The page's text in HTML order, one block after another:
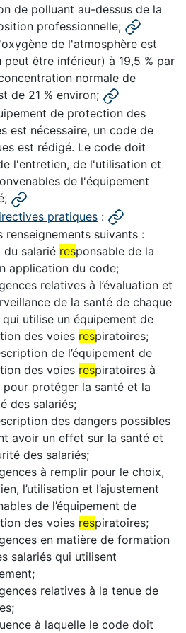
de polluant au-dessus de la
professionnelle;
de l'atmosphère est
peut être inférieur) à 19,5 % par
normale de
de 21 % environ;
de protection des
est nécessaire, un code de
est rédigé. Le code doit
l'entretien, de l'utilisation et
de l'équipement
pratiques :
renseignements suivants :
du salarié responsable de la
application du code;
relatives à l’évaluation et
de la santé de chaque
qui utilise un équipement de
des voies respiratoires;
de l’équipement de
des voies respiratoires à
pour protéger la santé et la
des salariés;
des dangers possibles
avoir un effet sur la santé et
des salariés;
à remplir pour le choix,
l’utilisation et l’ajustement
de l’équipement de
des voies respiratoires;
en matière de formation
salariés qui utilisent
relatives à la tenue de
à laquelle le code doit